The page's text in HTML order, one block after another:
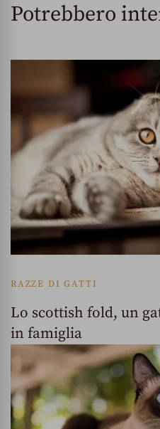
Potrebbero
RAZZE DI GATTI
Lo scottish fold, un
in famiglia